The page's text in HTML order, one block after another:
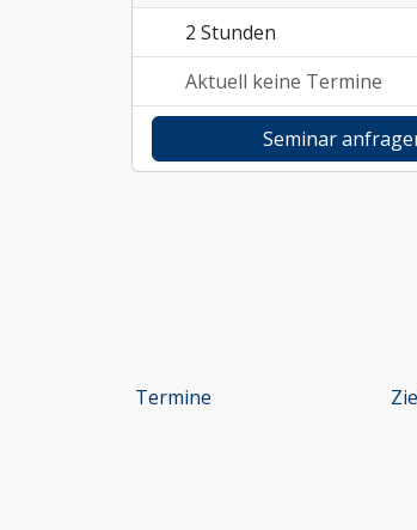
2 Stunden
Aktuell keine Termine
Seminar
Termine